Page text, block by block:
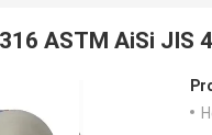
ASTM AiSi JIS